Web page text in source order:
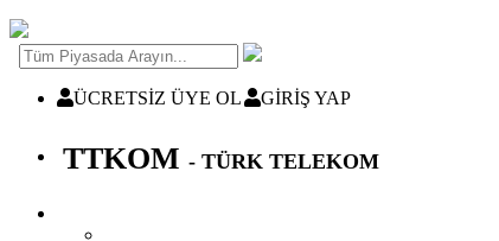
ÜCRETSİZ ÜYE OL GİRİŞ YAP
TTKOM - TÜRK TELEKOM